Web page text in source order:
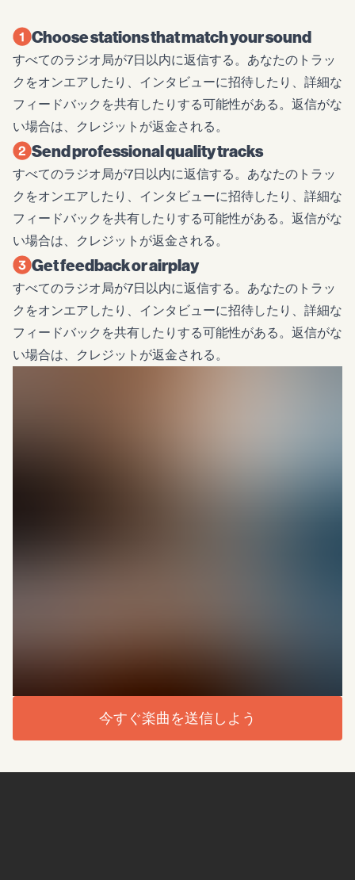
Choose stations that match your sound
すべてのラジオ局が7日以内に返信する。あなたのトラッ
クをオンエアしたり、インタビューに招待したり、詳細な
フィードバックを共有したりする可能性がある。返信がな
い場合は、クレジットが返金される。
Send professional quality tracks
すべてのラジオ局が7日以内に返信する。あなたのトラッ
クをオンエアしたり、インタビューに招待したり、詳細な
フィードバックを共有したりする可能性がある。返信がな
い場合は、クレジットが返金される。
Get feedback or airplay
すべてのラジオ局が7日以内に返信する。あなたのトラッ
クをオンエアしたり、インタビューに招待したり、詳細な
フィードバックを共有したりする可能性がある。返信がな
い場合は、クレジットが返金される。
今すぐ楽曲を送信しよう